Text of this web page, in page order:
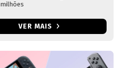
milhões
VER MAIS